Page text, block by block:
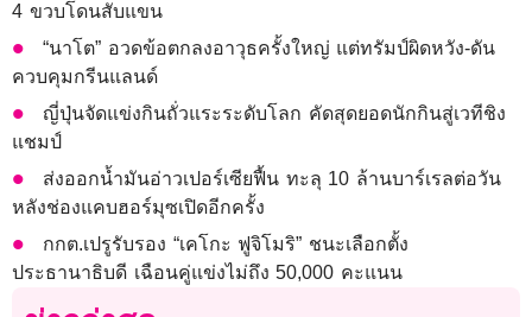
4 ขวบโดนสับแขน
“นาโต” อวดข้อตกลงอาวุธครั้งใหญ่ แต่ทรัมป์ผิดหวัง-ดัน
ควบคุมกรีนแลนด์
ญี่ปุ่นจัดแข่งกินถั่วแระระดับโลก คัดสุดยอดนักกินสู่เวทีชิง
แชมป์
ส่งออกน้ำมันอ่าวเปอร์เซียฟื้น ทะลุ 10 ล้านบาร์เรลต่อวัน
หลังช่องแคบฮอร์มุซเปิดอีกครั้ง
กกต.เปรูรับรอง “เคโกะ ฟูจิโมริ” ชนะเลือกตั้ง
ประธานาธิบดี เฉือนคู่แข่งไม่ถึง 50,000 คะแนน